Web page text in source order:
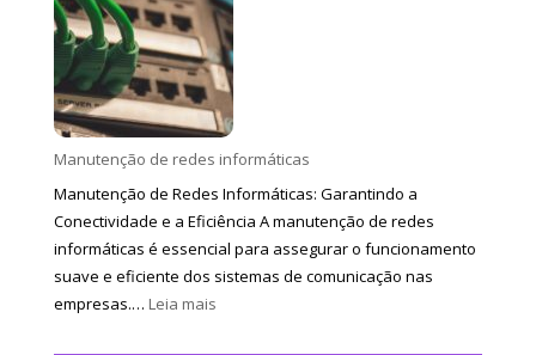
servidores
Manutenção de redes informáticas
Manutenção de Redes Informáticas: Garantindo a
Conectividade e a Eficiência A manutenção de redes
informáticas é essencial para assegurar o funcionamento
suave e eficiente dos sistemas de comunicação nas
empresas.… Leia mais: